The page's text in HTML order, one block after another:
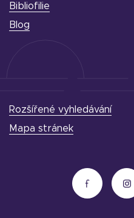
Bibliofilie
Blog
Rozšířené vyhledávání
Mapa stránek